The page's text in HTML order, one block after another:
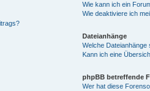
Wie kann ich ein
Wie deaktiviere ich
Dateianhänge
Welche Dateianhänge
Kann ich eine
phpBB betreffende
Wer hat diese